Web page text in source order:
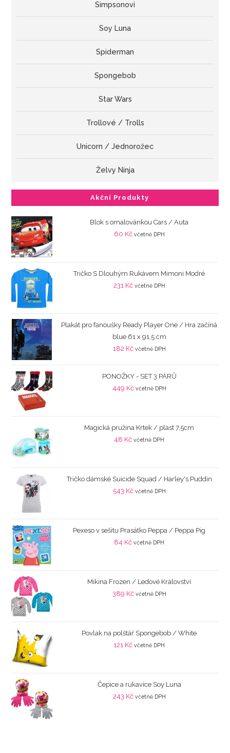
Simpsonovi
Soy Luna
Spiderman
Spongebob
Star Wars
Trollové / Trolls
Unicorn / Jednorožec
Želvy Ninja
Akční Produkty
Blok s omalovánkou Cars / Auta
60 Kč včetně DPH
Tričko S Dlouhým Rukávem Mimoni Modré
231 Kč včetně DPH
Plakát pro fanoušky Ready Player One / Hra začíná
blue 61 x 91,5 cm
182 Kč včetně DPH
PONOŽKY - SET 3 PÁRŮ
449 Kč včetně DPH
Magická pružina Krtek / plast 7,5cm
48 Kč včetně DPH
Tričko dámské Suicide Squad / Harley's Puddin
543 Kč včetně DPH
Pexeso v sešitu Prasátko Peppa / Peppa Pig
84 Kč včetně DPH
Mikina Frozen / Ledové Království
389 Kč včetně DPH
Povlak na polštář Spongebob / White
121 Kč včetně DPH
Čepice a rukavice Soy Luna
243 Kč včetně DPH